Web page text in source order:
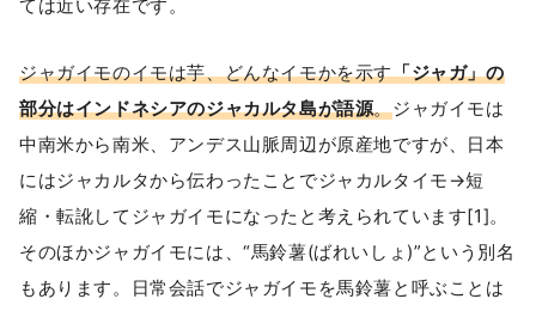
ては近い存在です。
ジャガイモのイモは芋、どんなイモかを示す「ジャガ」の
部分はインドネシアのジャカルタ島が語源。ジャガイモは
中南米から南米、アンデス山脈周辺が原産地ですが、日本
にはジャカルタから伝わったことでジャカルタイモ→短
縮・転訛してジャガイモになったと考えられています[1]。
そのほかジャガイモには、“馬鈴薯(ばれいしょ)”という別名
もあります。日常会話でジャガイモを馬鈴薯と呼ぶことは